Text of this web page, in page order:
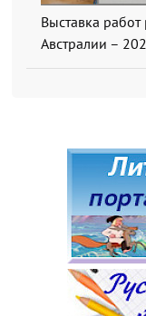
Выставка
Австралии –